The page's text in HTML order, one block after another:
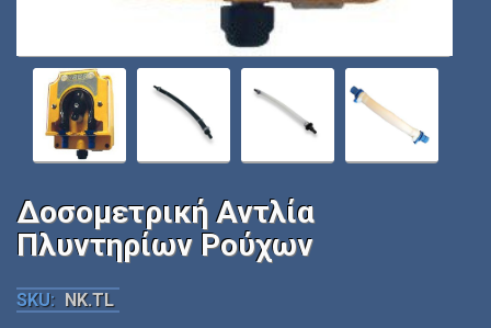
Δοσομετρική Αντλία
Πλυντηρίων Ρούχων
SKU: NK.TL